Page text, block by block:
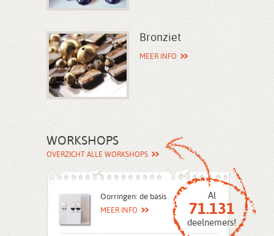
Bronziet
MEER INFO
WORKSHOPS
OVERZICHT ALLE WORKSHOPS
Al
71.131
deelnemers!
Oorringen: de basis
MEER INFO